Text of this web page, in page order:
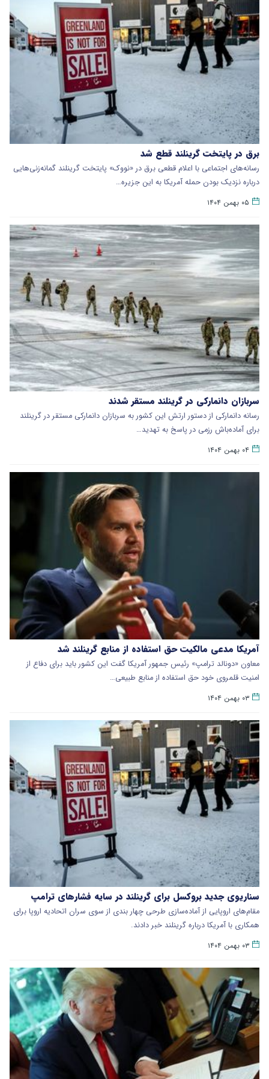
برق در پایتخت گرینلند قطع شد
رسانه‌های اجتماعی با اعلام قطعی برق در «نووک» پایتخت گرینلند گمانه‌زنی‌هایی
درباره نزدیک بودن حمله آمریکا به این جزیره…
۰۵ بهمن ۱۴۰۴
سربازان دانمارکی در گرینلند مستقر شدند
رسانه دانمارکی از دستور ارتش این کشور به سربازان دانمارکی مستقر در گرینلند
برای آماده‌باش رزمی در پاسخ به تهدید…
۰۴ بهمن ۱۴۰۴
آمریکا مدعی مالکیت حق استفاده از منابع گرینلند شد
معاون «دونالد ترامپ» رئیس جمهور آمریکا گفت این کشور باید برای دفاع از
امنیت قلمروی خود حق استفاده از منابع طبیعی…
۰۳ بهمن ۱۴۰۴
سناریوی جدید بروکسل برای گرینلند در سایه فشارهای ترامپ
مقام‌های اروپایی از آماده‌سازی طرحی چهار بندی از سوی سران اتحادیه اروپا برای
همکاری با آمریکا درباره گرینلند خبر دادند.
۰۳ بهمن ۱۴۰۴